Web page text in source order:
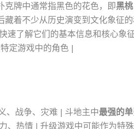
克牌中通常指黑色的花色，即黑桃
着不少从历史演变到文化象征的
速了解它们的基本信息和核心象征
定游戏中的角色 |
、战争、灾难 | 斗地主中最强的
、热情 | 升级游戏中可能作为特